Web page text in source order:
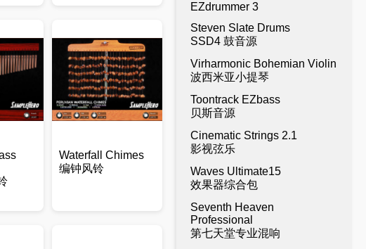
Waterfall Chimes
编钟风铃
EZdrummer 3
Steven Slate Drums
SSD4 鼓音源
Virharmonic Bohemian Violin
波西米亚小提琴
Toontrack EZbass
贝斯音源
Cinematic Strings 2.1
影视弦乐
Waves Ultimate15
效果器综合包
Seventh Heaven
Professional
第七天堂专业混响